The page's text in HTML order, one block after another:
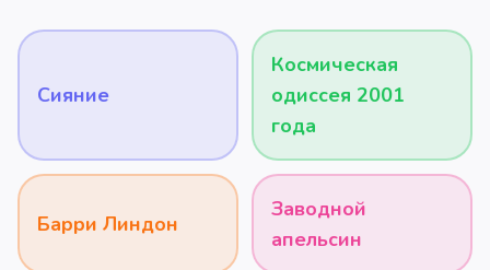
Сияние
Космическая
одиссея 2001
года
Барри Линдон
Заводной
апельсин